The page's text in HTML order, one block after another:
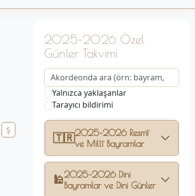
Ş
2025–2026 Özel
Günler Takvimi
Yalnızca yaklaşanlar
Tarayıcı bildirimi
🇹🇷2025–2026 Resmî
ve Millî Bayramlar
🕌2025–2026 Dini
Bayramlar ve Dini Günler